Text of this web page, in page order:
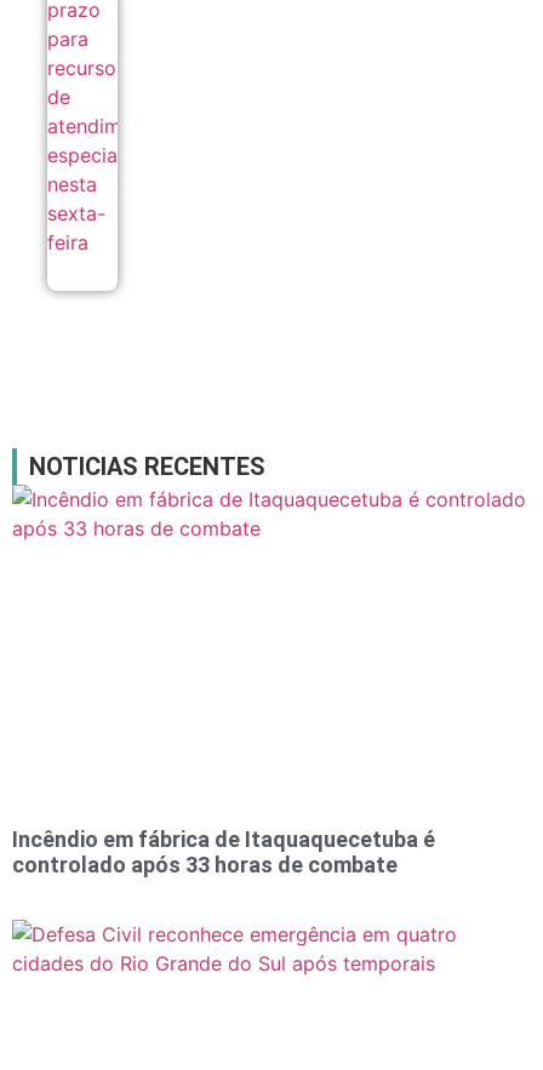
NOTICIAS RECENTES
Incêndio em fábrica de Itaquaquecetuba é
controlado após 33 horas de combate